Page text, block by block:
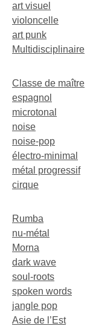
art visuel
violoncelle
art punk
Multidisciplinaire
Classe de maître
espagnol
microtonal
noise
noise-pop
électro-minimal
métal progressif
cirque
Rumba
nu-métal
Morna
dark wave
soul-roots
spoken words
jangle pop
Asie de l’Est